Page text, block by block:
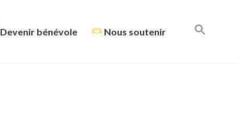
Devenir bénévole Nous soutenir